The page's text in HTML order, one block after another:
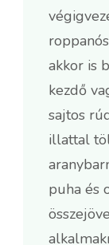
akkor is
kezdő
sajtos
illattal
puha és